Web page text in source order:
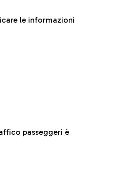
le informazioni
passeggeri è